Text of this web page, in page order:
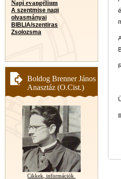
Napi evangélium
A szentmise napi
olvasmányai
BIBLIA/szentiras
Zsolozsma
Boldog Brenner János
Anasztáz (O.Cist.)
Cikkek, információk